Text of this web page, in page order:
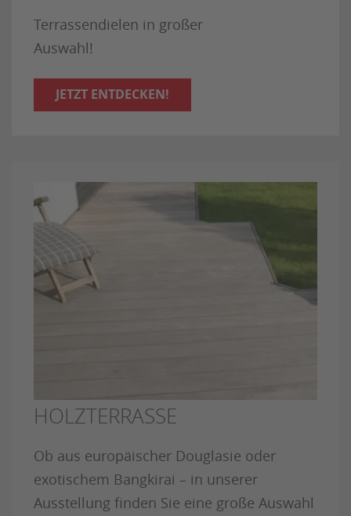
Terrassendielen in großer
Auswahl!
JETZT ENTDECKEN!
HOLZTERRASSE
Ob aus europäischer Douglasie oder
exotischem Bangkirai – in unserer
Ausstellung finden Sie eine große Auswahl